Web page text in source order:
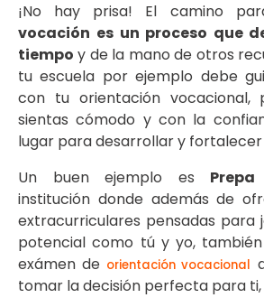
¡No hay prisa! El camino
vocación es un proceso que
tiempo y de la mano de otros
tu escuela por ejemplo debe
con tu orientación
sientas cómodo y con la
lugar para desarrollar y fortalecer
Un buen ejemplo es
institución donde además de
extracurriculares pensadas para
potencial como tú y yo,
exámen de orientación vocacional
tomar la decisión perfecta para ti,